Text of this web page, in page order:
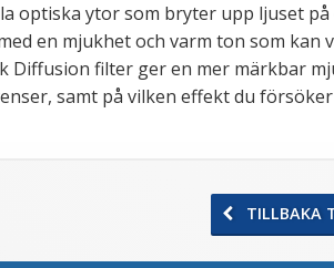
optiska ytor som bryter upp ljuset
en mjukhet och varm ton som
Diffusion filter ger en mer märkbar
samt på vilken effekt du
TILLBAKA